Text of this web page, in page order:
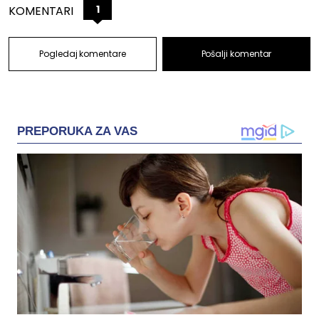
KOMENTARI 1
Pogledaj komentare Pošalji komentar
PREPORUKA ZA VAS